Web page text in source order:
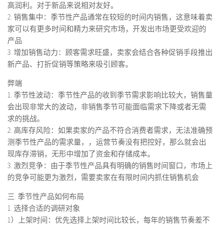
高润利。对于新品来说相对友好。
2. 销售集中：季节性产品通常在较短的时间内销售，这意味着卖
家可以有更多时间和精力来研究市场，开发出市场更受欢迎的
产品
3. 增加销售动力：顾客需求旺盛，卖家会结合各种促销手段推出
新产品、打折促销等策略来吸引顾客。
弊端
1. 季节性波动：季节性产品的收到季节需求影响比较大，销售量
会出现非常大的波动，非销售季节可能面临需求下降或者无需
求的挑战。
2. 高库存风险：如果卖家的产品不符合消费者需求，无法准确预
测季节性产品的需求量，，运营节奏没有把控好，那么就会出
现库存滞销，无形中增加了资金和存储成本。
3. 激烈竞争：由于季节性产品具有明确的销售时间窗口，市场上
的竞争可能更为激烈，需要卖家在有限时间内抓住销售机会
三. 季节性产品如何布局
1. 选择合适的调研对象
1）上架时间：优先选择上架时间比较长，每年的销售节奏差不